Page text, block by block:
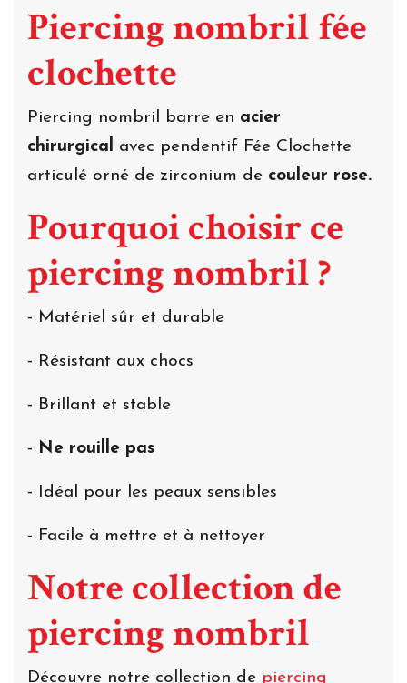
Piercing nombril fée
clochette
Piercing nombril barre en acier
chirurgical
avec pendentif Fée Clochette
articulé orné de zirconium de couleur rose.
Pourquoi choisir ce
piercing nombril ?
- Matériel sûr et durable
- Résistant aux chocs
- Brillant et stable
- Ne rouille pas
- Idéal pour les peaux sensibles
- Facile à mettre et à nettoyer
Notre collection de
piercing nombril
Découvre notre collection de piercing